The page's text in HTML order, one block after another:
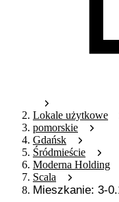
Lokale użytkowe
pomorskie
Gdańsk
Śródmieście
Moderna Holding
Scala
Mieszkanie: 3-